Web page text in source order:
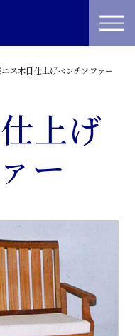
ス木目仕上げベンチソファー
上げ
ー